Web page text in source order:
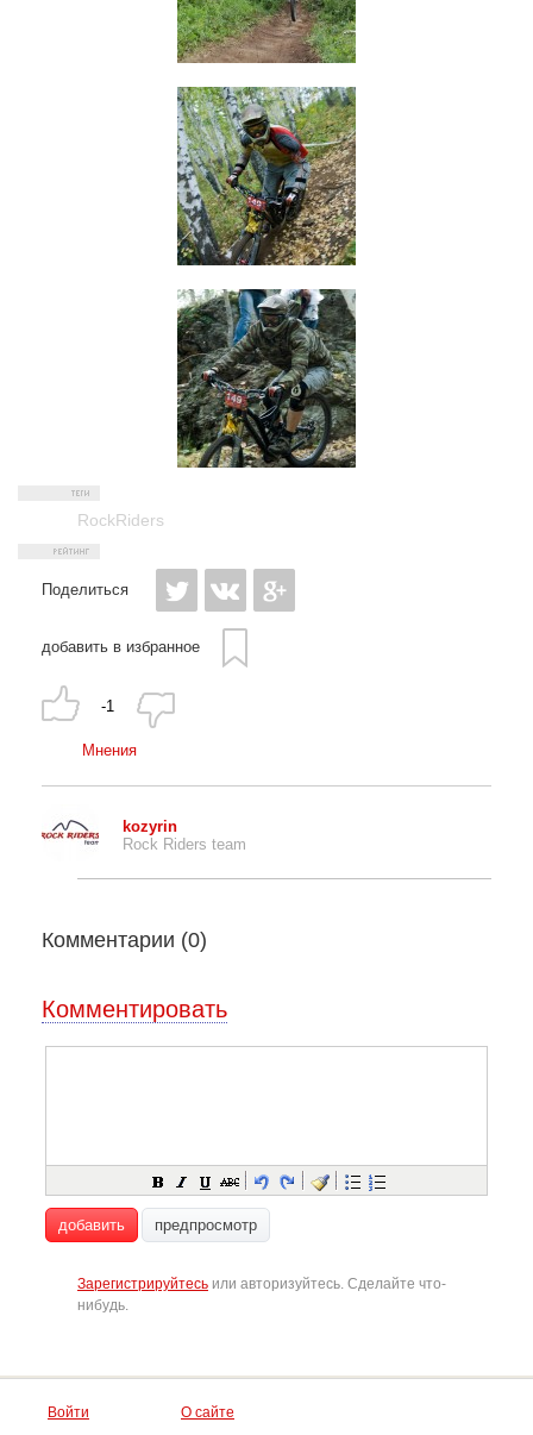
RockRiders
Поделиться
добавить в избранное
-1
Мнения
kozyrin
Rock Riders team
Комментарии (0)
Комментировать
добавить предпросмотр
Зарегистрируйтесь или авторизуйтесь. Сделайте что-
нибудь.
Войти
О сайте